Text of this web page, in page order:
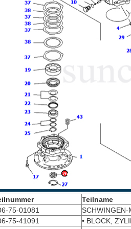
Teilname
75-01081
SCHWINGEN-
75-41091 • BLOCK,